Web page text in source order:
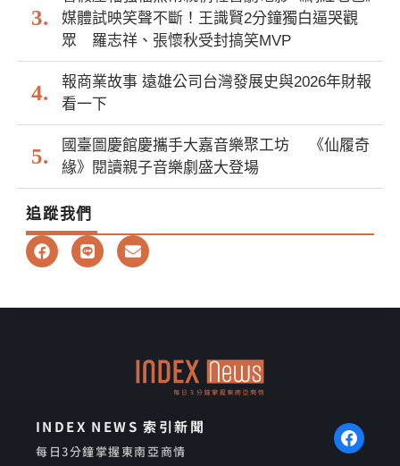
媒體試映笑聲不斷！王識賢2分鐘獨白逼哭觀
眾 羅志祥、張懷秋受封搞笑MVP
報商業故事 遠雄公司台灣發展史與2026年財報
看一下
國臺圖慶館慶攜手大嘉音樂聚工坊 《仙履奇
緣》閱讀親子音樂劇盛大登場
追蹤我們
F
a
b
L
i
E
n
l
INDEX NEWS 索引新聞
每日3分鐘掌握東南亞商情